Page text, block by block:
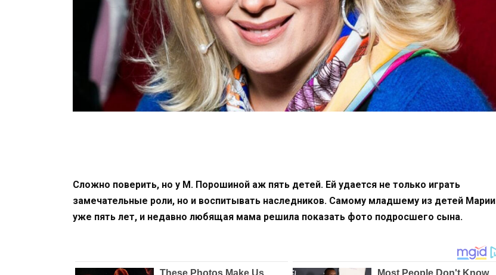
Сложно поверить, но у М. Порошиной аж пять детей. Ей удается не только играть
замечательные роли, но и воспитывать наследников. Самому младшему из детей Марии
уже пять лет, и недавно любящая мама решила показать фото подросшего сына.